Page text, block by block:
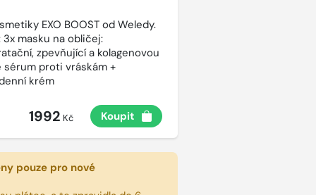
EXO BOOST od Weledy.
3x masku na obličej:
zpevňující a kolagenovou
sérum proti vráskám +
krém
1992 Kč Koupit
pouze pro nové